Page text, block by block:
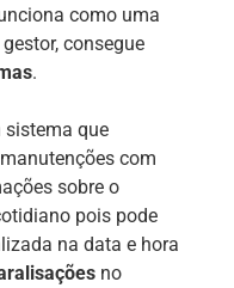
como uma
consegue
.
sistema que
com
sobre o
pois pode
na data e hora
no